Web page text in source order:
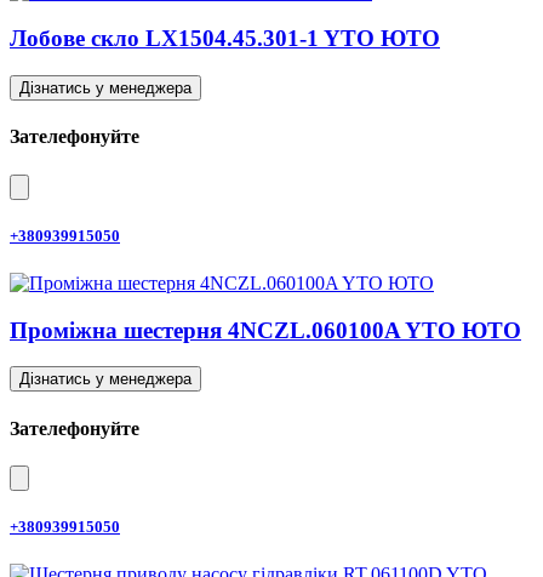
Лобове скло LX1504.45.301-1 YTO ЮТО
Дізнатись у менеджера
Зателефонуйте
+380939915050
Проміжна шестерня 4NCZL.060100A YTO ЮТО
Дізнатись у менеджера
Зателефонуйте
+380939915050